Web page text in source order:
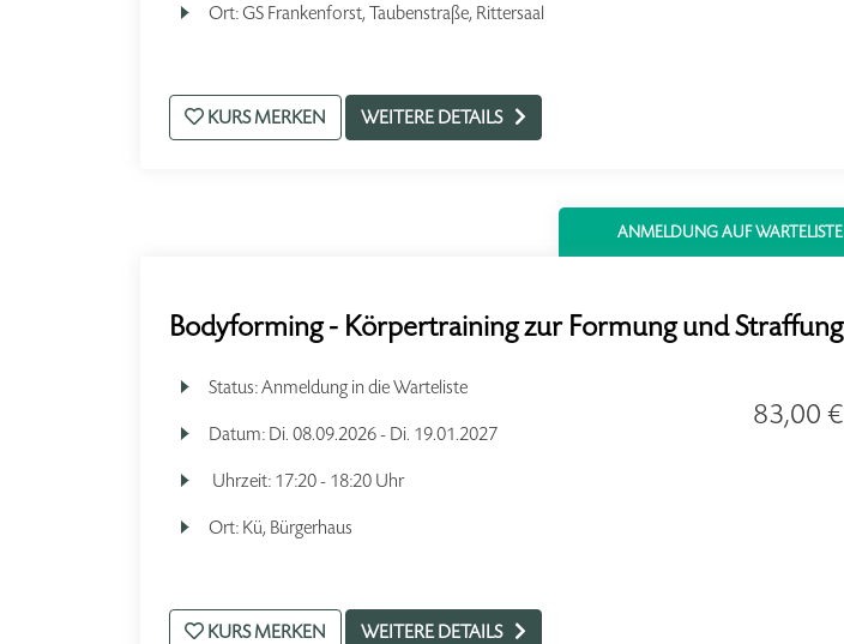
Ort:GS Frankenforst, Taubenstraße, Rittersaal
KURS MERKEN WEITERE DETAILS
ANMELDUNG AUF WARTELISTE
Bodyforming - Körpertraining zur Formung und Straffung
Status:Anmeldung in die Warteliste
Datum: Di. 08.09.2026 - Di. 19.01.2027
Uhrzeit: 17:20 - 18:20 Uhr
Ort: Kü, Bürgerhaus
83,00 €
KURS MERKEN WEITERE DETAILS